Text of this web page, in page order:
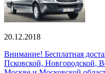
20.12.2018
Внимание! Бесплатная
Псковской, Новгородской,